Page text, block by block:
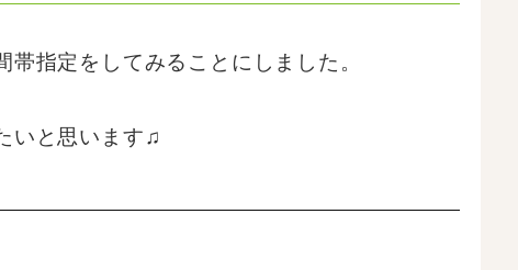
指定をしてみることにしました。
いと思います♫